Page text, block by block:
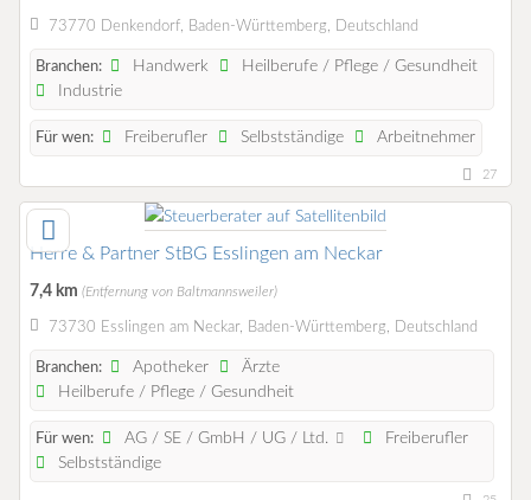
73770 Denkendorf, Baden-Württemberg, Deutschland
Branchen: Handwerk
Heilberufe / Pflege / Gesundheit
Industrie
Für wen: Freiberufler Selbstständige Arbeitnehmer
27
Herre & Partner StBG Esslingen am Neckar
7,4 km (Entfernung von Baltmannsweiler)
73730 Esslingen am Neckar, Baden-Württemberg, Deutschland
Branchen: Apotheker
Ärzte
Heilberufe / Pflege / Gesundheit
Für wen: AG / SE / GmbH / UG / Ltd.
Freiberufler
Selbstständige